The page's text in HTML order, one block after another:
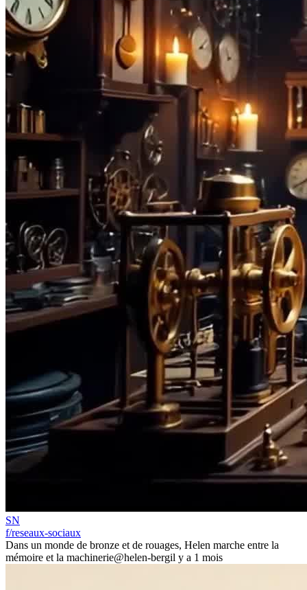
SN
f/reseaux-sociaux
Dans un monde de bronze et de rouages, Helen marche entre la
mémoire et la machinerie@helen-bergil y a 1 mois